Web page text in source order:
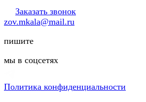
Заказать звонок
zov.mkala@mail.ru
пишите
мы в соцсетях
Политика конфиденциальности